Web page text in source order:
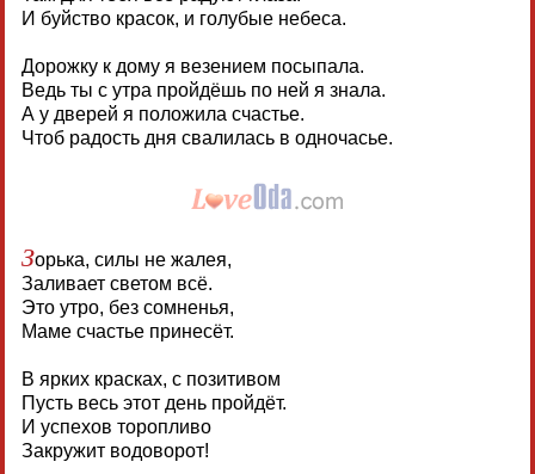
И буйство красок, и голубые небеса.
Дорожку к дому я везением посыпала.
Ведь ты с утра пройдёшь по ней я знала.
А у дверей я положила счастье.
Чтоб радость дня свалилась в одночасье.
Зорька, силы не жалея,
Заливает светом всё.
Это утро, без сомненья,
Маме счастье принесёт.
В ярких красках, с позитивом
Пусть весь этот день пройдёт.
И успехов торопливо
Закружит водоворот!